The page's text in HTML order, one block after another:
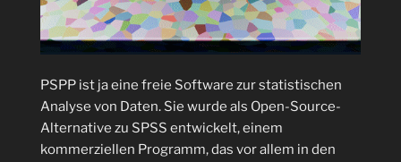
PSPP ist ja eine freie Software zur statistischen
Analyse von Daten. Sie wurde als Open-Source-
Alternative zu SPSS entwickelt, einem
kommerziellen Programm, das vor allem in den